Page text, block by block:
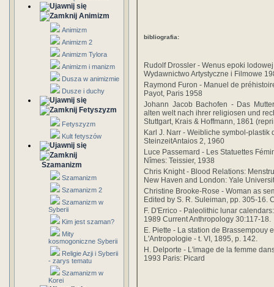
Animizm
Animizm
Animizm 2
Animizm Tylora
Animizm i manizm
Dusza w animizmie
Dusze i duchy
Fetyszyzm
Fetyszyzm
Kult fetyszów
Szamanizm
Szamanizm
Szamanizm 2
Szamanizm w
Syberii
Kim jest szaman?
Mity
kosmogoniczne Syberii
Religie Azji i Syberii
- zarys tematu
Szamanizm w
Korei
bibliografia:
Rudolf Drossler - Wenus epoki lodowej
Wydawnictwo Artystyczne i Filmowe
Raymond Furon - Manuel de
Payot, Paris 1958
Johann Jacob Bachofen - Das
alten welt nach ihrer religiosen und
Stuttgart, Krais & Hoffmann, 1861
Karl J. Narr - Weibliche symbol-plastik
SteinzeitAntaios 2, 1960
Luce Passemard - Les Statuettes
Nîmes: Teissier, 1938
Chris Knight - Blood Relations:
New Haven and London: Yale
Christine Brooke-Rose - Woman as
Edited by S. R. Suleiman, pp. 305-16.
F. D'Errico - Paleolithic lunar
1989 Current Anthropology 30:117-18.
E. Piette - La station de Brassempouy
L'Antropologie - t. VI, 1895, p. 142.
H. Delporte - L'image de la femme
1993 Paris: Picard